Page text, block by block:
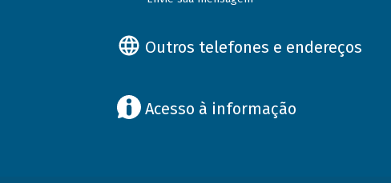
Outros telefones e endereços
Acesso à informação